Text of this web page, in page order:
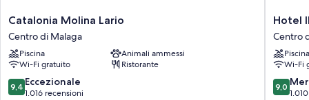
Catalonia
Molina
Lario
Centro
di
Malaga
Catalonia Molina Lario
Centro di Malaga
Piscina
Animali ammessi
Wi-Fi gratuito
Ristorante
9.4
su
9,4 Eccezionale
1.016 recensioni
Hotel
Malaga
Centro
di
Malaga
Hotel
Centro
Piscina
Wi-Fi
9.0
su
9,0